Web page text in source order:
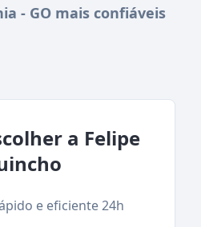
- GO mais confiáveis
a Felipe
e eficiente 24h